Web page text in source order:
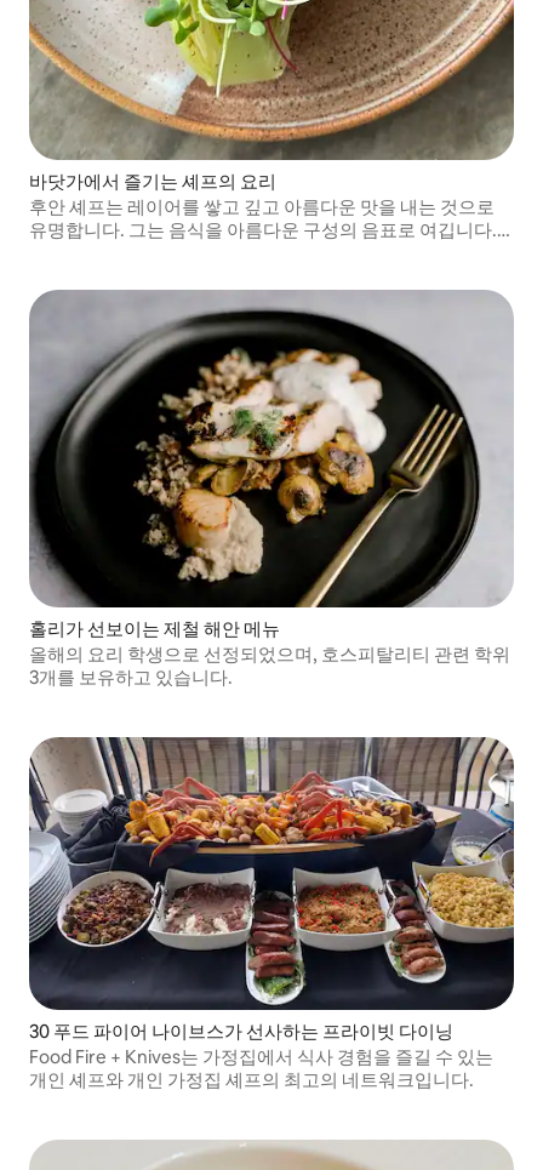
바닷가에서 즐기는 셰프의 요리
후안 셰프는 레이어를 쌓고 깊고 아름다운 맛을 내는 것으로
유명합니다. 그는 음식을 아름다운 구성의 음표로 여깁니다.
홀리가 선보이는 제철 해안 메뉴
올해의 요리 학생으로 선정되었으며, 호스피탈리티 관련 학위
3개를 보유하고 있습니다.
30 푸드 파이어 나이브스가 선사하는 프라이빗 다이닝
Food Fire + Knives는 가정집에서 식사 경험을 즐길 수 있는
개인 셰프와 개인 가정집 셰프의 최고의 네트워크입니다.